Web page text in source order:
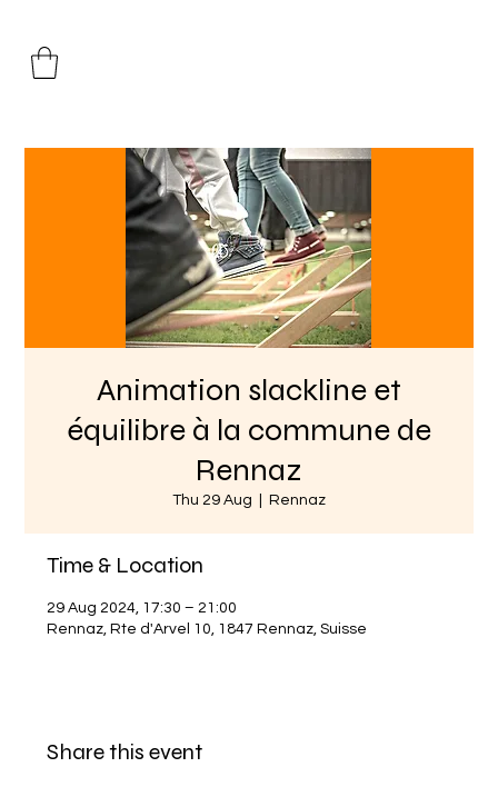
Animation slackline et
équilibre à la commune de
Rennaz
Thu 29 Aug Rennaz
Time & Location
29 Aug 2024, 17:30 – 21:00
Rennaz, Rte d'Arvel 10, 1847 Rennaz, Suisse
Share this event